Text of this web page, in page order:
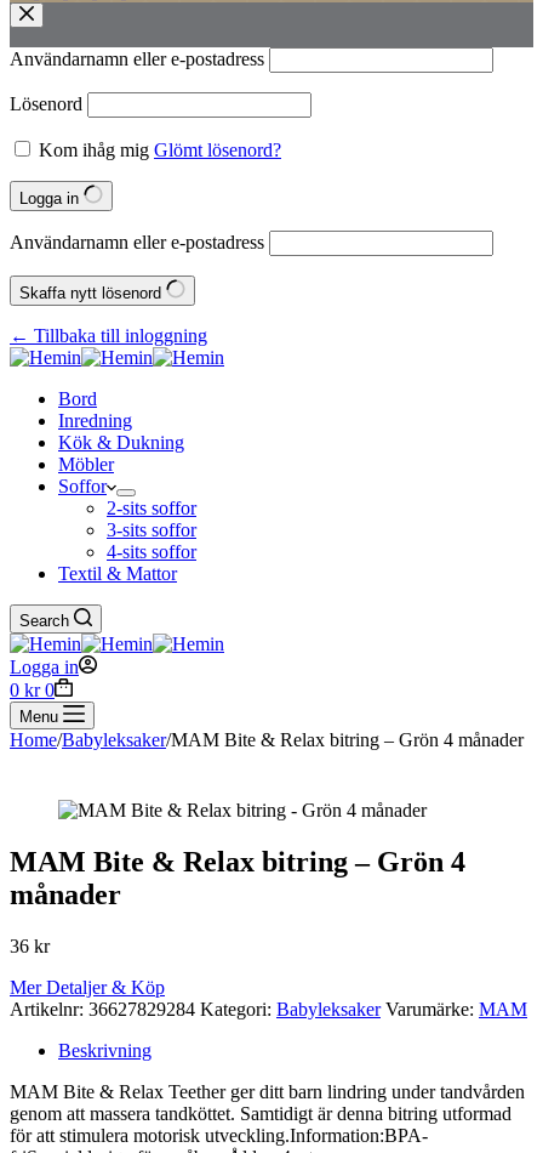
Användarnamn eller e‑postadress
Lösenord
Kom ihåg mig Glömt lösenord?
Logga in
Användarnamn eller e‑postadress
Skaffa nytt lösenord
← Tillbaka till inloggning
Bord
Inredning
Kök & Dukning
Möbler
Soffor
2-sits soffor
3-sits soffor
4-sits soffor
Textil & Mattor
Search
Logga in
Shopping
cart
0 kr 0
Menu
Home/Babyleksaker/MAM Bite & Relax bitring – Grön 4 månader
MAM Bite & Relax bitring – Grön 4
månader
36 kr
Mer Detaljer & Köp
Artikelnr: 36627829284 Kategori: Babyleksaker Varumärke: MAM
Beskrivning
MAM Bite & Relax Teether ger ditt barn lindring under tandvården
genom att massera tandköttet. Samtidigt är denna bitring utformad
för att stimulera motorisk utveckling.Information:BPA-